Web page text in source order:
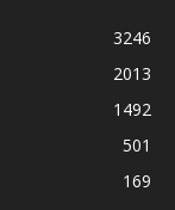
3246
2013
1492
501
169